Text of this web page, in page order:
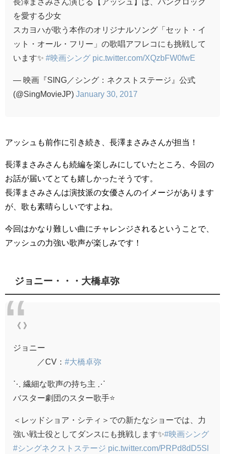
長澤まさみさん演じる【アッシュ】は、パンクロック
を愛する少女
スカヨハが歌う本作のオリジナルソング「セット・イ
ット・オール・フリー」の歌唱アフレコにも挑戦して
います✨ #映画シング pic.twitter.com/XQzbFW0fwE
— 映画『SING／シング：ネクストステージ』公式
(@SingMovieJP) January 30, 2017
アッシュも前作に引き続き、長澤まさみさんが担当！
長澤まさみさんも続編を楽しみにしていたところ、今回の
お話が届いてとても嬉しかったそうです。
長澤まさみさんは演技派の女優さんのイメージがあります
が、歌も素晴らしいですよね。
今回はかなり難しい曲にチャレンジされるということで、
アッシュの力強い歌声が楽しみです！
ジョニー・・・大橋卓弥
《 》
ジョニー
／CV： #大橋卓弥
⋱ 繊細な歌声の持ち主 ⋰
バスター劇団のスター歌手⭐
＜レッドショア・シティ＞での新たなショーでは、力
強い戦士役としてダンスにも挑戦します✨#映画シング
#シングネクストステージ pic.twitter.com/PRPd8dD5Sl